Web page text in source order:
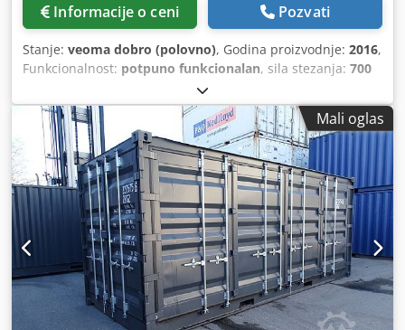
Informacije o ceni Pozvati
Stanje: veoma dobro (polovno), Godina proizvodnje: 2016,
Funkcionalnost: potpuno funkcionalan, sila stezanja: 700
dokumentacija/priručnik
upravljanje Stezna snaga: 70 t Prečnik pužnog vijka: 40 mm
(visoke čvrstoće) Razmak između stubova V: 370 mm
Razmak između stubova H: 370 mm Razmak stubova:
370x370 mm Dimenzije ploča HxV: 510x510 mm
Minimalna-maksimalna debljina alata: 200 Hod: 400 mm
Zapremina šuta: 188 cm3 Tip: Uni Pogon: Hidraulični
Pneumatski ventil: 1 Radni sati: 23.000 Cjdpfsygtqujx Af
Horf 2 servo pumpe 4 slobodna rashladna kola 6
električnih grejnih zona za kalup
Mali oglas